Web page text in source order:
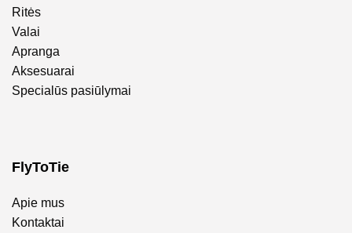
Ritės
Valai
Apranga
Aksesuarai
Specialūs pasiūlymai
FlyToTie
Apie mus
Kontaktai